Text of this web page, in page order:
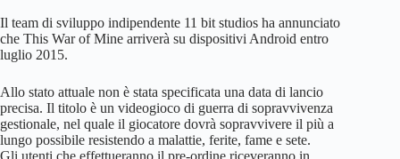
Il team di sviluppo indipendente 11 bit studios ha annunciato
che This War of Mine arriverà su dispositivi Android entro
luglio 2015.
Allo stato attuale non è stata specificata una data di lancio
precisa. Il titolo è un videogioco di guerra di sopravvivenza
gestionale, nel quale il giocatore dovrà sopravvivere il più a
lungo possibile resistendo a malattie, ferite, fame e sete.
Gli utenti che effettueranno il pre-ordine riceveranno in